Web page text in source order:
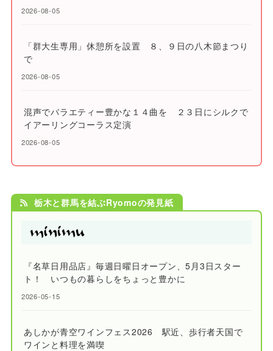
2026-08-05
「群大生専用」休憩所を設置 ８、９日の八木節まつり
で
2026-08-05
混声でバラエティー豊かな１４曲を ２３日にシルクで
イアーリングコーラス定演
2026-08-05
栃木と群馬を結ぶRyomoの発見紙
『名草日用品店』毎週日曜日オープン、5月3日スター
ト！ いつもの暮らしをちょっと豊かに
2026-05-15
あしかが青空ワインフェス2026 駅近、歩行者天国で
ワインと料理を満喫